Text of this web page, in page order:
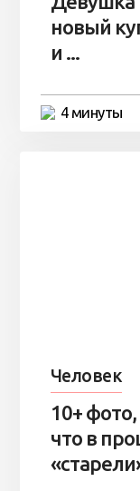
новый
и ...
4 минуты
Человек
10+
что в